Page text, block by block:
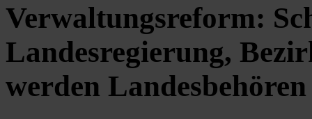
Verwaltungsreform:
Landesregierung,
werden Landesbehören